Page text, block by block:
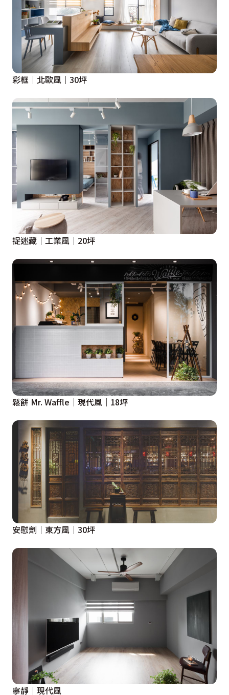
彩框｜北歐風｜30坪
捉迷藏｜工業風｜20坪
鬆餅 Mr. Waffle｜現代風｜18坪
安慰劑｜東方風｜30坪
寧靜｜現代風